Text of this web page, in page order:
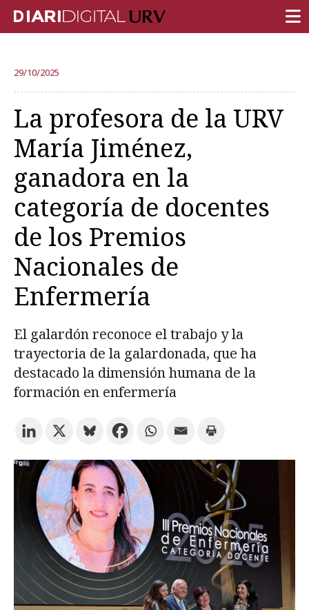
INVESTIGACIÓN
DOCENCIA
INSTITUCIÓN
VIDA EN EL CAMPUS
COMUNIDAD URV
REPORTAJES
Ámbitos universitarios
Prueba la búsqueda avanzada
Suscríbete a los boletines electrónicos de la URV
29/10/2025
La profesora de la URV
María Jiménez,
ganadora en la
categoría de docentes
de los Premios
Nacionales de
Enfermería
El galardón reconoce el trabajo y la
trayectoria de la galardonada, que ha
destacado la dimensión humana de la
formación en enfermería